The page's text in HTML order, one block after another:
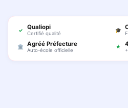
✓ Qualiopi
Certifié qualité
🎓
🏛 Agréé Préfecture
Auto-école officielle
★